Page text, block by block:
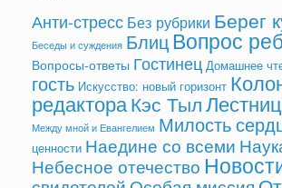
Анти-стресс Без рубрики Берег
Беседы и суждения БлицВопрос
Вопросы-ответы Гостинец Домашнее
гость Искусство: новый горизонт
редактораКэс Тыл
Между мной и Евангелием Милость
ценности Наедине со всеми
Небесное отечество